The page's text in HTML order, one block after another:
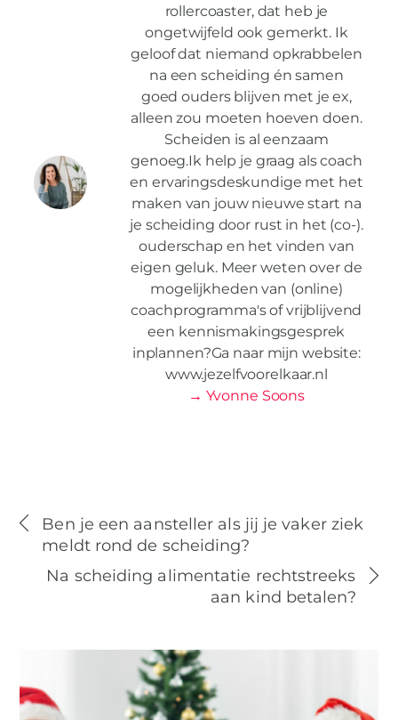
rollercoaster, dat heb je
ongetwijfeld ook gemerkt. Ik
geloof dat niemand opkrabbelen
na een scheiding én samen
goed ouders blijven met je ex,
alleen zou moeten hoeven doen.
Scheiden is al eenzaam
genoeg.Ik help je graag als coach
en ervaringsdeskundige met het
maken van jouw nieuwe start na
je scheiding door rust in het (co-).
ouderschap en het vinden van
eigen geluk. Meer weten over de
mogelijkheden van (online)
coachprogramma's of vrijblijvend
een kennismakingsgesprek
inplannen?Ga naar mijn website:
www.jezelfvoorelkaar.nl
→ Yvonne Soons
Ben je een aansteller als jij je vaker ziek
meldt rond de scheiding?
Na scheiding alimentatie rechtstreeks
aan kind betalen?